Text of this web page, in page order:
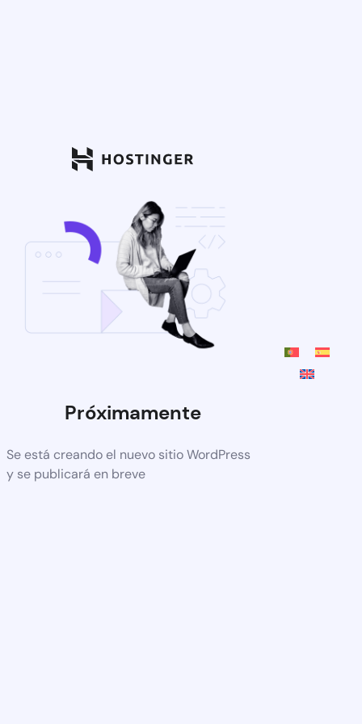
Próximamente
Se está creando el nuevo sitio WordPress
y se publicará en breve